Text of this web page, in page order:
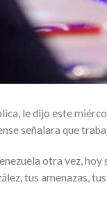
le dijo este
señalara que
otra vez,
tus amenazas,